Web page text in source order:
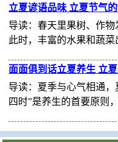
立夏谚语品味 立夏节气
导读：春天里果树、作物
此时，丰富的水果和蔬
面面俱到话立夏养生 立
导读：夏季与心气相通
四时”是养生的首要原则